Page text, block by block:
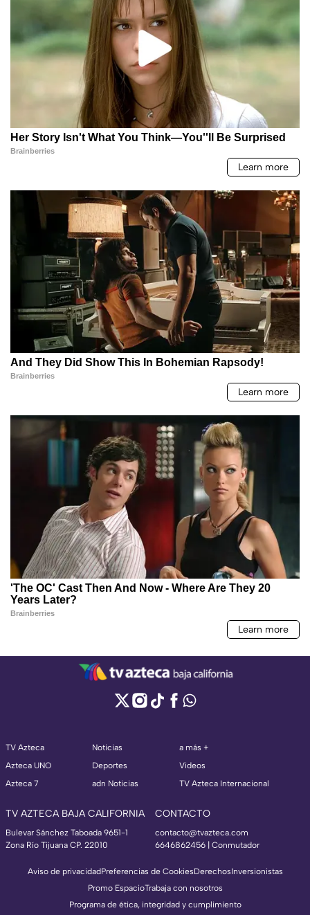
TV Azteca
Azteca UNO
Azteca 7
Noticias
Deportes
adn Noticias
a más +
Videos
TV Azteca Internacional
TV AZTECA BAJA CALIFORNIA
Bulevar Sánchez Taboada 9651-1
Zona Río Tijuana CP. 22010
CONTACTO
contacto@tvazteca.com
6646862456 | Conmutador
Aviso de privacidadPreferencias de CookiesDerechosInversionistas
Promo EspacioTrabaja con nosotros
Programa de ética, integridad y cumplimiento